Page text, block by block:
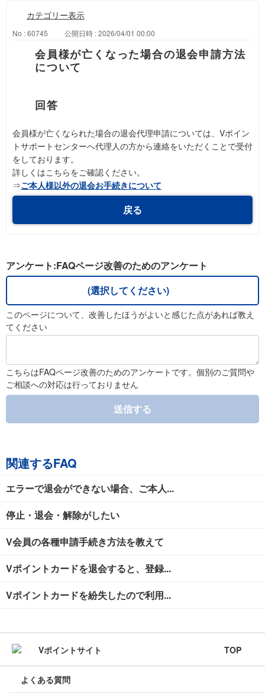
カテゴリー表示
No : 60745 公開日時 : 2026/04/01 00:00
会員様が亡くなった場合の退会申請方法
について
会員様が亡くなられた場合の退会代理申請については、Vポイン
トサポートセンターへ代理人の方から連絡をいただくことで受付
をしております。
詳しくはこちらをご確認ください。
⇒ご本人様以外の退会お手続きについて
戻る
アンケート:FAQページ改善のためのアンケート
(選択してください)
このページについて、改善したほうがよいと感じた点があれば教え
てください
こちらはFAQページ改善のためのアンケートです。個別のご質問や
ご相談への対応は行っておりません
送信する
関連するFAQ
エラーで退会ができない場合、ご本人...
停止・退会・解除がしたい
V会員の各種申請手続き方法を教えて
Vポイントカードを退会すると、登録...
Vポイントカードを紛失したので利用...
TOP
よくある質問